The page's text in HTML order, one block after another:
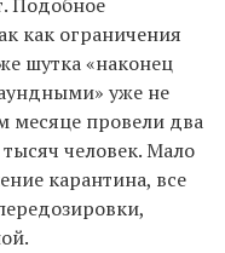
как ограничения
шутка «наконец
уже не
месяце провели два
человек. Мало
карантина, все